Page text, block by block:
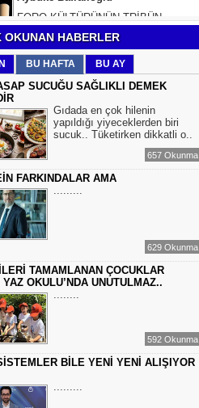
TURİZM VE EĞİTİM
Mr.Hiko...
KORKU VE ŞÜPHE
DÜŞMANLARINIZDIR...
Çiğdem Yorgancıoğlu
İkilikli ve İkircikli Tabiat Diyalektiğinde
Mobius Spiral Mucizeler, Akış ve Doğa
Döngüsünün Bilgeliği...
GEÇMİŞİN SIRLARINA VAKIF OLUN
EMİR EMİRHANOĞLU
BAYRAMDA ARA VERİN
MACİT SOYDAN
HABERLER
BU HAFTA BU AY
SUCUĞU SAĞLIKLI DEMEK
Gıdada en çok hilenin
yapıldığı yiyeceklerden biri
sucuk.. Tüketirken dikkatli o..
657 Okunma
FARKINDALAR AMA
.........
629 Okunma
TAMAMLANAN ÇOCUKLAR
YAZ OKULU’NDA UNUTULMAZ..
........
592 Okunma
BİLE YENİ YENİ ALIŞIYOR
.........